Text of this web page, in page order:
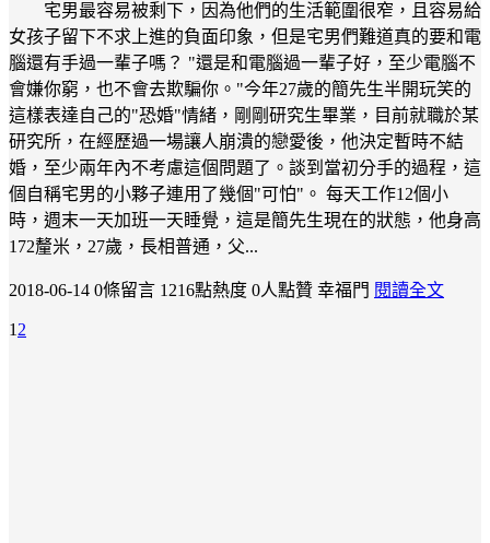
宅男最容易被剩下，因為他們的生活範圍很窄，且容易給
女孩子留下不求上進的負面印象，但是宅男們難道真的要和電
腦還有手過一輩子嗎？ "還是和電腦過一輩子好，至少電腦不
會嫌你窮，也不會去欺騙你。"今年27歲的簡先生半開玩笑的
這樣表達自己的"恐婚"情緒，剛剛研究生畢業，目前就職於某
研究所，在經歷過一場讓人崩潰的戀愛後，他決定暫時不結
婚，至少兩年內不考慮這個問題了。談到當初分手的過程，這
個自稱宅男的小夥子連用了幾個"可怕"。 每天工作12個小
時，週末一天加班一天睡覺，這是簡先生現在的狀態，他身高
172釐米，27歲，長相普通，父...
2018-06-14 0條留言 1216點熱度 0人點贊 幸福門 閱讀全文
1 2